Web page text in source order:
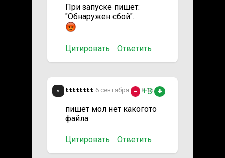
При запуске пишет:
"Обнаружен сбой".
Цитировать Ответить
tttttttt 6 сентября 2018 15:12
пишет мол нет какогото
файла
Цитировать Ответить
- +3 +